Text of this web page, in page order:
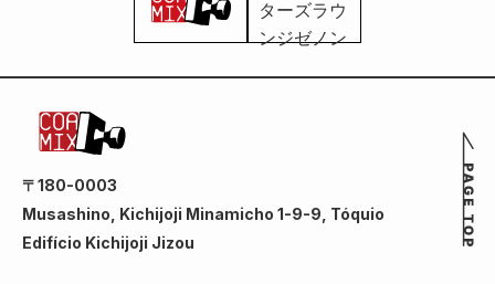
〒180-0003
Musashino, Kichijoji Minamicho 1-9-9, Tóquio
Edifício Kichijoji Jizou